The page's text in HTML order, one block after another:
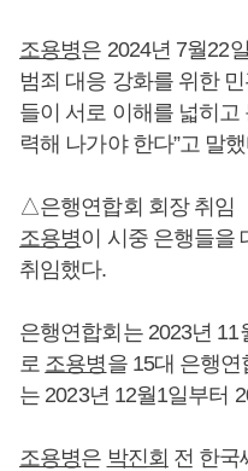
조용병은 2024년 7월22
범죄 대응 강화를 위한
들이 서로 이해를 넓히
력해 나가야 한다”고 말
△은행연합회 회장 취임
조용병이 시중 은행들을
취임했다.
은행연합회는 2023년 11
로 조용병을 15대 은행연
는 2023년 12월1일부터
조용병은 박진회 전 한국